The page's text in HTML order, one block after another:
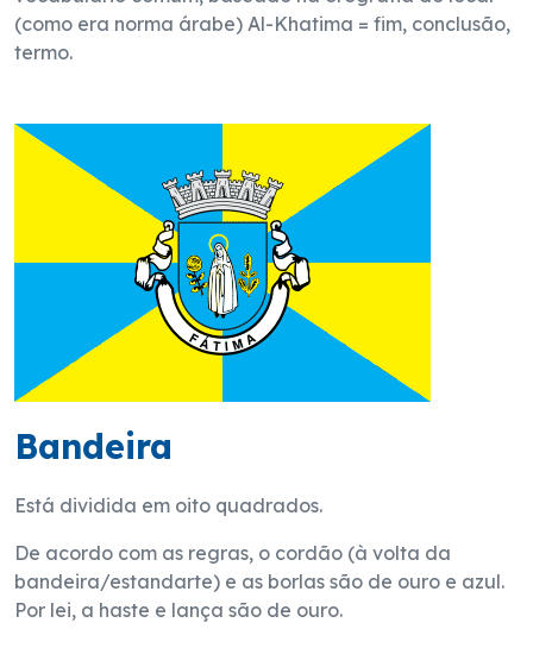
(como era norma árabe) Al-Khatima = fim, conclusão,
termo.
Bandeira
Está dividida em oito quadrados.
De acordo com as regras, o cordão (à volta da
bandeira/estandarte) e as borlas são de ouro e azul.
Por lei, a haste e lança são de ouro.